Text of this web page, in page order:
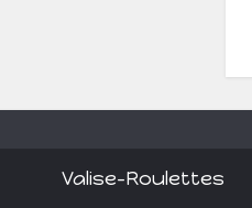
Valise-Roulettes